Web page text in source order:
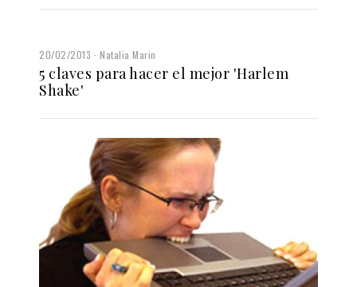
20/02/2013 Natalia Marin
5 claves para hacer el mejor 'Harlem
Shake'